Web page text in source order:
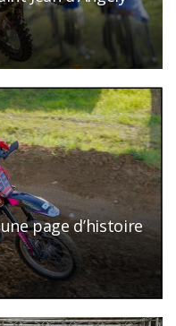
page d’histoire